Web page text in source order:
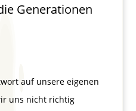
Generationen
auf unsere eigenen
uns nicht richtig